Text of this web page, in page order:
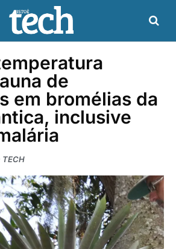
de
em bromélias da
inclusive